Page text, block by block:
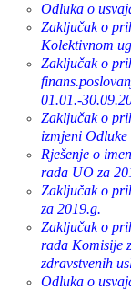
Odluka o
Zaključak o
Kolektivnom
Zaključak o
01.01.-
Zaključak o
izmjeni
Rješenje o
rada UO za
Zaključak o
za 2019.g.
Zaključak o
rada Komisije
zdravstvenih
Odluka o